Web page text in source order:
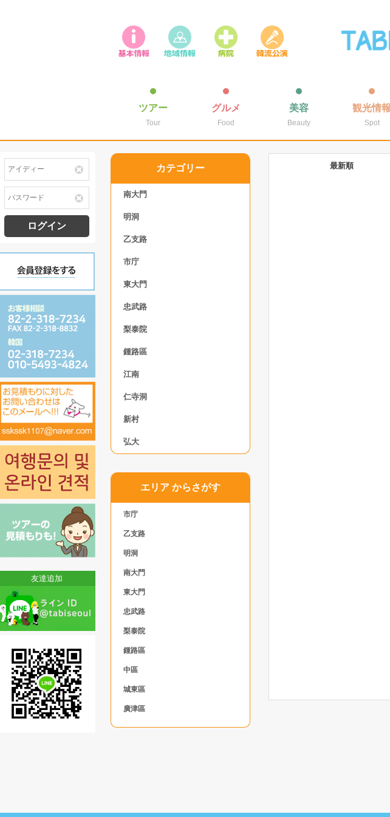
ツアー
Tour
グルメ
Food
美容
Beauty
観光情報
Spot
カテゴリー
南大門
明洞
乙支路
市庁
東大門
忠武路
梨泰院
鍾路區
江南
仁寺洞
新村
弘大
エリア からさがす
市庁
乙支路
明洞
南大門
東大門
忠武路
梨泰院
鍾路區
中區
城東區
廣津區
東大門区
最新順
ログイン
友達追加